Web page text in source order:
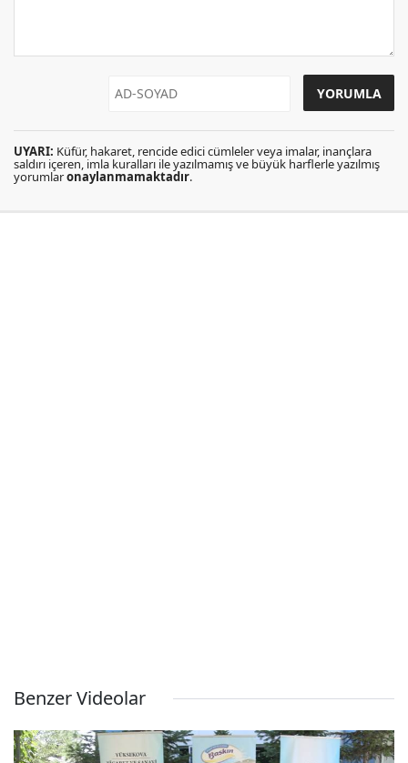
UYARI: Küfür, hakaret, rencide edici cümleler veya imalar, inançlara
saldırı içeren, imla kuralları ile yazılmamış ve büyük harflerle yazılmış
yorumlaronaylanmamaktadır.
Benzer Videolar